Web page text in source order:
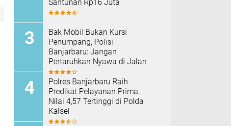
Santunan Rp16 Juta
Bak Mobil Bukan Kursi
Penumpang, Polisi
Banjarbaru: Jangan
Pertaruhkan Nyawa di Jalan
Polres Banjarbaru Raih
Predikat Pelayanan Prima,
Nilai 4,57 Tertinggi di Polda
Kalsel